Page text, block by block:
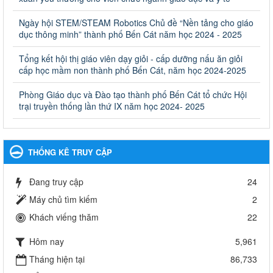
và Đào tạo, Ủy ban nhân dân cấp huyện
Quyết định công bố thủ tục hành chính bị bãi bỏ trong lĩnh vực
giáo dục đào tạo thuộc hệ giáo dục quốc dân và cơ sở giáo dục
khác thuộc thẩm quyền giải quyết của Sở Giáo dục và Đào tạo,
Ủy ban nhân dân cấp huyện
Ngày ban hành: 30/09/2024
Hướng dẫn thực hiện nhiệm vụ giáo dục tiểu học năm học
2024-2025
Hướng dẫn thực hiện nhiệm vụ giáo dục tiểu học năm học 2024-
2025
Ngày ban hành: 26/09/2024
Tổ chức các hoạt động hè cho học sinh năm 2024
Ngày ban hành: 24/05/2024
Tổ chức phong trào trồng cây xanh trong ngành Giáo dục
Tổ chức phong trào trồng cây xanh trong ngành Giáo dục và Đào
tạo năm 2024
Ngày hội STEM/STEAM Robotics Chủ đề “Nền tảng cho giáo
dục thông minh” thành phố Bến Cát năm học 2024 - 2025
Tổng kết hội thị giáo viên dạy giỏi - cấp dưỡng nấu ăn giỏi
cấp học mầm non thành phố Bến Cát, năm học 2024-2025
Phòng Giáo dục và Đào tạo thành phố Bến Cát tổ chức Hội
trại truyền thống lần thứ IX năm học 2024- 2025
THỐNG KÊ TRUY CẬP
Đang truy cập
24
Máy chủ tìm kiếm
2
Khách viếng thăm
22
Hôm nay
5,961
Tháng hiện tại
86,733